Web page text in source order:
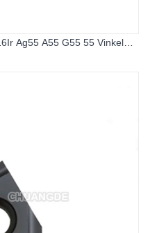
Ag55 A55 G55 55 Vinkel